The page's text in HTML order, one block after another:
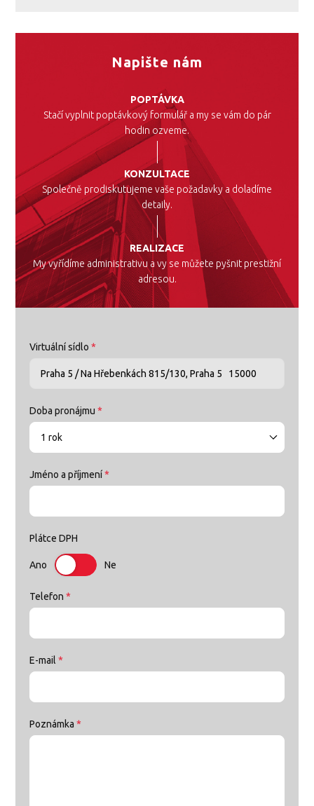
Napište nám
POPTÁVKA
Stačí vyplnit poptávkový formulář a my se vám do pár
hodin ozveme.
KONZULTACE
Společně prodiskutujeme vaše požadavky a doladíme
detaily.
REALIZACE
My vyřídíme administrativu a vy se můžete pyšnit prestižní
adresou.
Virtuální sídlo*
Doba pronájmu*
1 rok
Jméno a příjmení*
Plátce DPH
Ano Ne
Telefon*
E-mail*
Poznámka*